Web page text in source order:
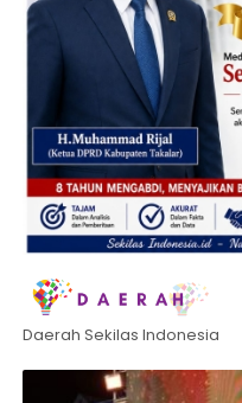
Daerah Sekilas Indonesia